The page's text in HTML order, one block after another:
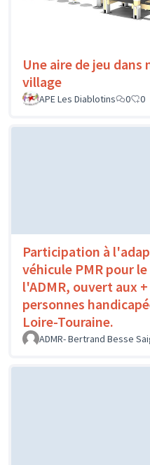
Une aire de jeu dans
village
APE Les Diablotins
0 0
Participation à
véhicule PMR pour
l'ADMR, ouvert aux
personnes
Loire-Touraine.
ADMR- Bertrand Besse